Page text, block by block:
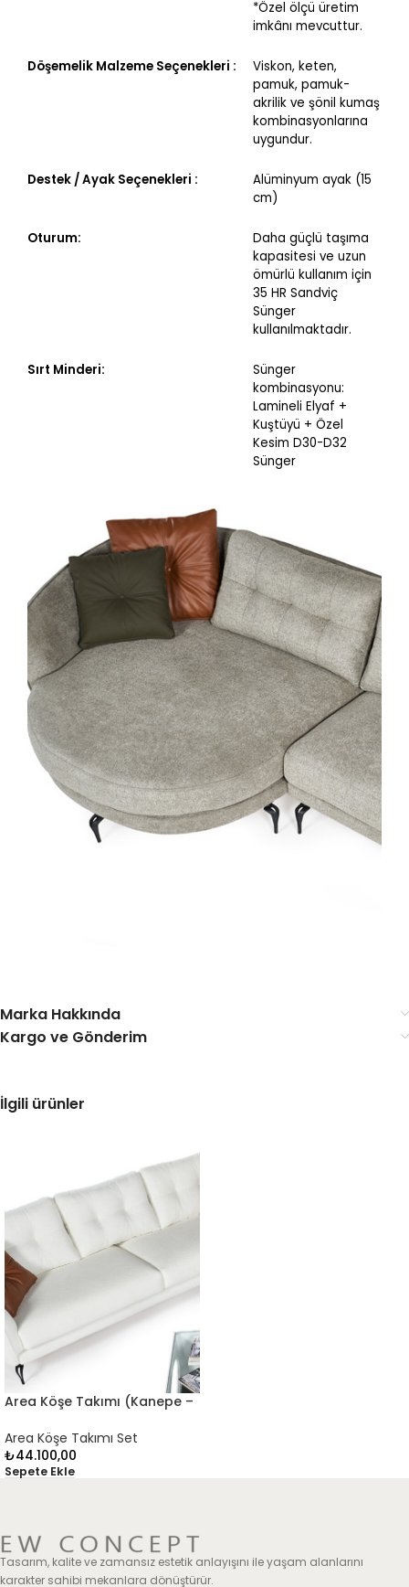
*Özel ölçü üretim
imkânı mevcuttur.
Döşemelik Malzeme Seçenekleri :
Viskon, keten,
pamuk, pamuk-
akrilik ve şönil kumaş
kombinasyonlarına
uygundur.
Destek / Ayak Seçenekleri :
Alüminyum ayak (15
cm)
Oturum:
Daha güçlü taşıma
kapasitesi ve uzun
ömürlü kullanım için
35 HR Sandviç
Sünger
kullanılmaktadır.
Sırt Minderi:
Sünger
kombinasyonu:
Lamineli Elyaf +
Kuştüyü + Özel
Kesim D30-D32
Sünger
Marka Hakkında
Kargo ve Gönderim
İlgili ürünler
Area Köşe Takımı (Kanepe –
Area Köşe Takımı Set
₺44.100,00
Sepete Ekle
Tasarım, kalite ve zamansız estetik anlayışını ile yaşam alanlarını
karakter sahibi mekanlara dönüştürür.